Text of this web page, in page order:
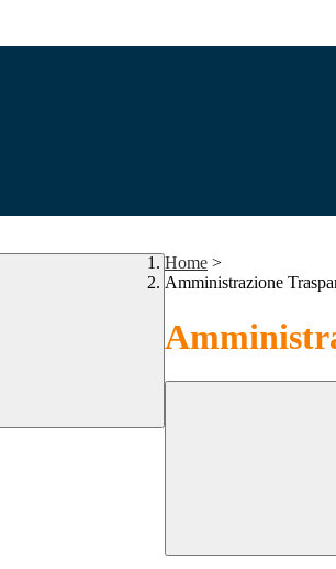
Home >
Amministrazione